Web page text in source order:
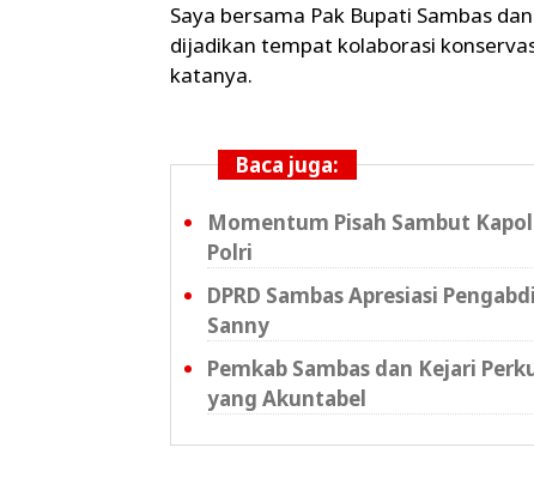
Saya bersama Pak Bupati Sambas
dijadikan tempat kolaborasi
katanya.
Baca juga:
Momentum Pisah Sambut
Polri
DPRD Sambas Apresiasi
Sanny
Pemkab Sambas dan Kejari
yang Akuntabel